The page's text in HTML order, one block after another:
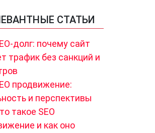
СТАТЬИ
долг: почему сайт
трафик без санкций и
продвижение:
и перспективы
такое SEO
и как оно